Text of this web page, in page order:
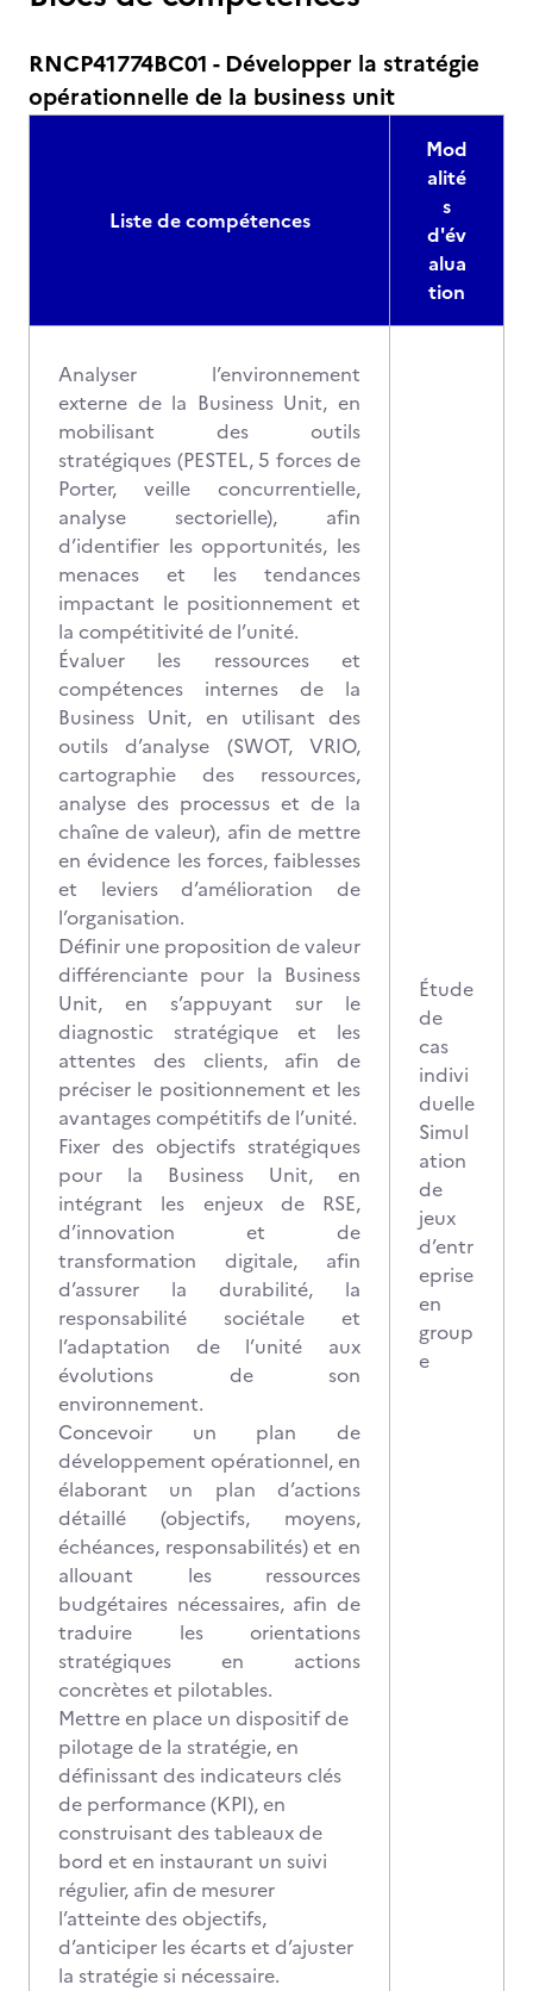
RNCP41774BC01 - Développer la stratégie
opérationnelle de la business unit
Liste de compétences
Mod
alité
s
d'év
alua
tion
Analyser l’environnement
externe de la Business Unit, en
mobilisant des outils
stratégiques (PESTEL, 5 forces de
Porter, veille concurrentielle,
analyse sectorielle), afin
d’identifier les opportunités, les
menaces et les tendances
impactant le positionnement et
la compétitivité de l’unité.
Évaluer les ressources et
compétences internes de la
Business Unit, en utilisant des
outils d’analyse (SWOT, VRIO,
cartographie des ressources,
analyse des processus et de la
chaîne de valeur), afin de mettre
en évidence les forces, faiblesses
et leviers d’amélioration de
l’organisation.
Définir une proposition de valeur
différenciante pour la Business
Unit, en s’appuyant sur le
diagnostic stratégique et les
attentes des clients, afin de
préciser le positionnement et les
avantages compétitifs de l’unité.
Fixer des objectifs stratégiques
pour la Business Unit, en
intégrant les enjeux de RSE,
d’innovation et de
transformation digitale, afin
d’assurer la durabilité, la
responsabilité sociétale et
l’adaptation de l’unité aux
évolutions de son
environnement.
Concevoir un plan de
développement opérationnel, en
élaborant un plan d’actions
détaillé (objectifs, moyens,
échéances, responsabilités) et en
allouant les ressources
budgétaires nécessaires, afin de
traduire les orientations
stratégiques en actions
concrètes et pilotables.
Mettre en place un dispositif de
pilotage de la stratégie, en
définissant des indicateurs clés
de performance (KPI), en
construisant des tableaux de
bord et en instaurant un suivi
régulier, afin de mesurer
l’atteinte des objectifs,
d’anticiper les écarts et d’ajuster
la stratégie si nécessaire.
Étude
de
cas
indivi
duelle
Simul
ation
de
jeux
d’entr
eprise
en
group
e